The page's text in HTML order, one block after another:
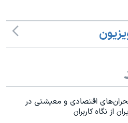
اقتصادی و معیشتی در
از نگاه کاربران